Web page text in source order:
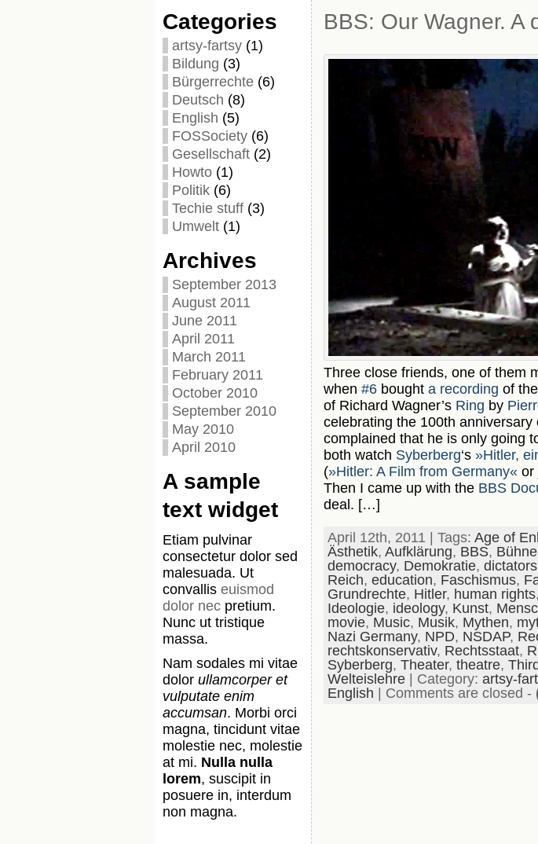
Categories
artsy-fartsy (1)
Bildung (3)
Bürgerrechte (6)
Deutsch (8)
English (5)
FOSSociety (6)
Gesellschaft (2)
Howto (1)
Politik (6)
Techie stuff (3)
Umwelt (1)
Archives
September 2013
August 2011
June 2011
April 2011
March 2011
February 2011
October 2010
September 2010
May 2010
April 2010
A sample
text widget
Etiam pulvinar
consectetur dolor sed
malesuada. Ut
convallis euismod
dolor nec pretium.
Nunc ut tristique
massa.
Nam sodales mi vitae
dolor ullamcorper et
vulputate enim
accumsan. Morbi orci
magna, tincidunt vitae
molestie nec, molestie
at mi. Nulla nulla
lorem, suscipit in
posuere in, interdum
non magna.
BBS: Our Wagner. A
Three close friends, one of them
when #6 bought a recording of the
of Richard Wagner’s Ring by
celebrating the 100th anniversary
complained that he is only going
both watch Syberberg‘s »Hitler,
(»Hitler: A Film from Germany« or
Then I came up with the BBS
deal. […]
April 12th, 2011 | Tags: Age of
Ästhetik, Aufklärung, BBS, Bühne
democracy, Demokratie,
Reich, education, Faschismus,
Grundrechte, Hitler, human rights,
Ideologie, ideology, Kunst,
movie, Music, Musik, Mythen,
Nazi Germany, NPD, NSDAP,
rechtskonservativ, Rechtsstaat,
Syberberg, Theater, theatre,
Welteislehre | Category: artsy-
English
Comments are closed -